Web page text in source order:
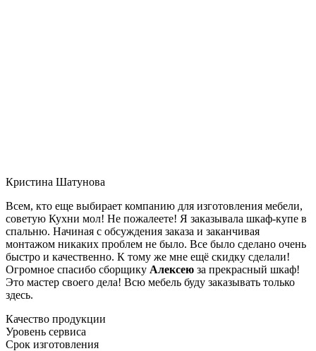
Кристина Шатунова
Всем, кто еще выбирает компанию для изготовления мебели,
советую Кухни мол! Не пожалеете! Я заказывала шкаф-купе в
спальню. Начиная с обсуждения заказа и заканчивая
монтажом никаких проблем не было. Все было сделано очень
быстро и качественно. К тому же мне ещё скидку сделали!
Огромное спасибо сборщику Алексею за прекрасный шкаф!
Это мастер своего дела! Всю мебель буду заказывать только
здесь.
Качество продукции
Уровень сервиса
Срок изготовления